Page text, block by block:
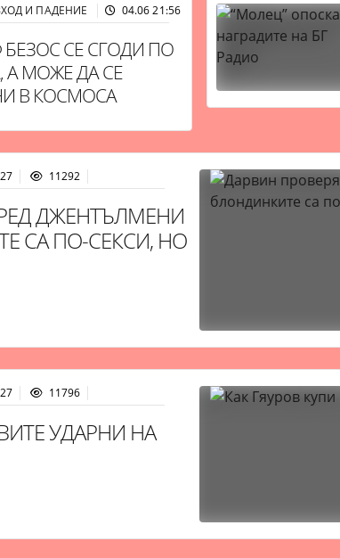
И ПАДЕНИЕ 04.06 21:56 10692
СЕ СГОДИ ПО
А МОЖЕ ДА СЕ
В КОСМОСА
11292
ДЖЕНТЪЛМЕНИ
СА ПО-СЕКСИ, НО
11796
УДАРНИ НА